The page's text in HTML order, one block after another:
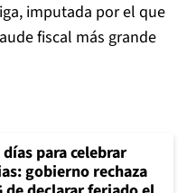
imputada por el que
fiscal más grande
para celebrar
gobierno rechaza